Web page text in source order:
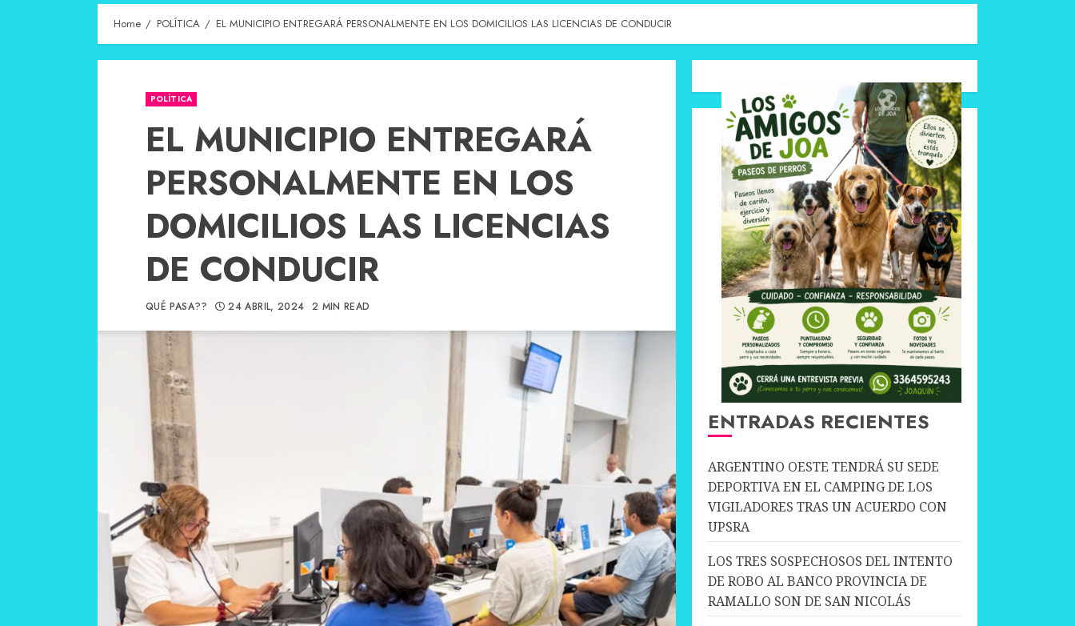
Home POLÍTICA EL MUNICIPIO ENTREGARÁ PERSONALMENTE EN LOS DOMICILIOS LAS LICENCIAS DE CONDUCIR
POLÍTICA
EL MUNICIPIO ENTREGARÁ
PERSONALMENTE EN LOS
DOMICILIOS LAS LICENCIAS
DE CONDUCIR
QUÉ PASA?? 24 ABRIL, 2024 2 MIN READ
ENTRADAS RECIENTES
ARGENTINO OESTE TENDRÁ SU SEDE
DEPORTIVA EN EL CAMPING DE LOS
VIGILADORES TRAS UN ACUERDO CON
UPSRA
LOS TRES SOSPECHOSOS DEL INTENTO
DE ROBO AL BANCO PROVINCIA DE
RAMALLO SON DE SAN NICOLÁS